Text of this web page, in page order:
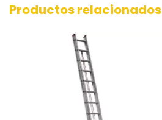
Productos relacionados